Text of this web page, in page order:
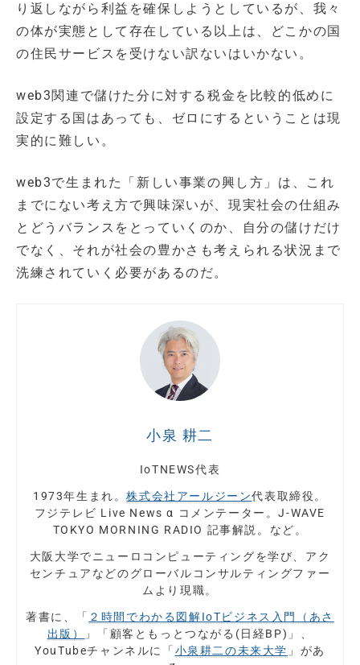
り返しながら利益を確保しようとしているが、我々
の体が実態として存在している以上は、どこかの国
の住民サービスを受けない訳ないはいかない。
web3関連で儲けた分に対する税金を比較的低めに
設定する国はあっても、ゼロにするということは現
実的に難しい。
web3で生まれた「新しい事業の興し方」は、これ
までにない考え方で興味深いが、現実社会の仕組み
とどうバランスをとっていくのか、自分の儲けだけ
でなく、それが社会の豊かさも考えられる状況まで
洗練されていく必要があるのだ。
小泉 耕二
IoTNEWS代表
1973年生まれ。株式会社アールジーン代表取締役。
フジテレビ Live News α コメンテーター。J-WAVE
TOKYO MORNING RADIO 記事解説。など。
大阪大学でニューロコンピューティングを学び、アク
センチュアなどのグローバルコンサルティングファー
ムより現職。
著書に、「 ２時間でわかる図解IoTビジネス入門（あさ
出版）
」「顧客ともっとつながる(日経BP)」、
YouTubeチャンネルに「 小泉耕二の未来大学 」があ